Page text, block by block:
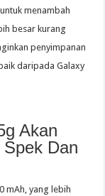
menambah
besar kurang
penyimpanan
daripada Galaxy
Akan
Dan
mAh, yang lebih